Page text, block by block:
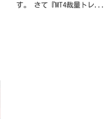
す。 さて『MT4裁量トレ...